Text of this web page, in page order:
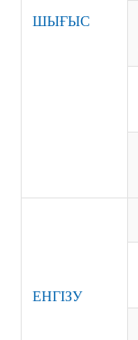
ШЫҒЫС
ЕНГІЗУ